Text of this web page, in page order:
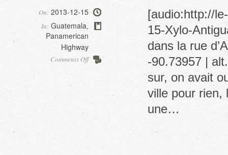
On: 2013-12-15
In: Guatemala
Panamerican
Highway
Comments Offon
[audio:http://
15-Xylo-
dans la rue
-90.73957 |
sur, on avait
ville pour
une…